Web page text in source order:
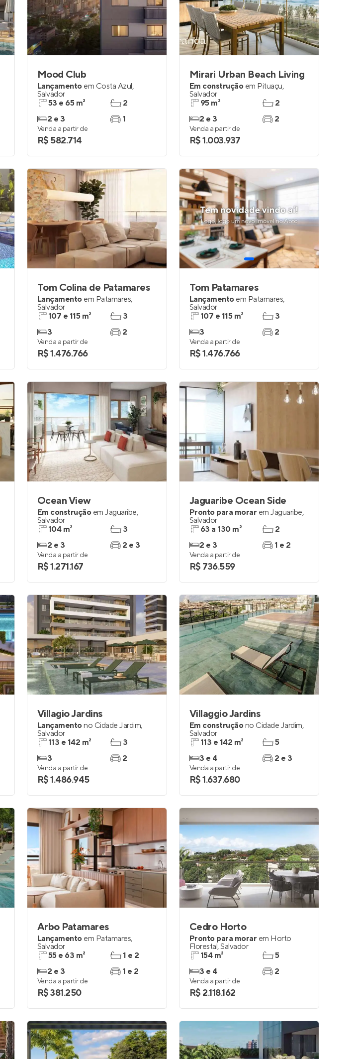
Mood Club
Lançamento em Costa Azul,
Salvador
53 e 65 m²
2 e 3
2
1
Venda a partir de
R$ 582.714
Mirari Urban Beach Living
Em construção em Pituaçu,
Salvador
95 m²
2 e 3
2
2
Venda a partir de
R$ 1.003.937
Tom Colina de Patamares
Lançamento em Patamares,
Salvador
107 e 115 m²
3
3
2
Venda a partir de
R$ 1.476.766
Tom Patamares
Lançamento em Patamares,
Salvador
107 e 115 m²
3
3
2
Venda a partir de
R$ 1.476.766
Ocean View
Em construção em Jaguaribe,
Salvador
104 m²
2 e 3
3
2 e 3
Venda a partir de
R$ 1.271.167
Jaguaribe Ocean Side
Pronto para morar em Jaguaribe,
Salvador
63 a 130 m²
2 e 3
2
1 e 2
Venda a partir de
R$ 736.559
Villagio Jardins
Lançamentono Cidade Jardim,
Salvador
113 e 142 m²
3
3
2
Venda a partir de
R$ 1.486.945
Villaggio Jardins
Em construçãono Cidade Jardim,
Salvador
113 e 142 m²
3 e 4
5
2 e 3
Venda a partir de
R$ 1.637.680
Arbo Patamares
Lançamento em Patamares,
Salvador
55 e 63 m²
2 e 3
1 e 2
1 e 2
Venda a partir de
R$ 381.250
Cedro Horto
Pronto para morar em Horto
Florestal,Salvador
154 m²
3 e 4
5
2
Venda a partir de
R$ 2.118.162